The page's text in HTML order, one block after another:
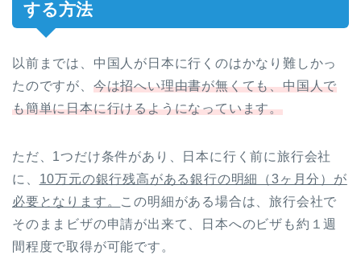
する方法
以前までは、中国人が日本に行くのはかなり難しかっ
たのですが、 今は招へい理由書が無くても、中国人で
も簡単に日本に行けるようになっています。
ただ、1つだけ条件があり、日本に行く前に旅行会社
に、 10万元の銀行残高がある銀行の明細（3ヶ月分）が
必要となります。 この明細がある場合は、旅行会社で
そのままビザの申請が出来て、日本へのビザも約１週
間程度で取得が可能です。